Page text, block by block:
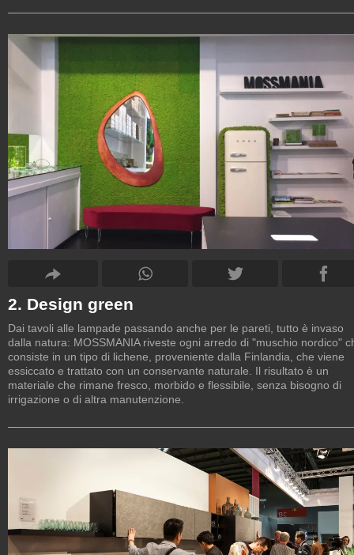
2. Design green
Dai tavoli alle lampade passando anche per le pareti, tutto è invaso
dalla natura: MOSSMANIA riveste ogni arredo di "muschio nordico"
consiste in un tipo di lichene, proveniente dalla Finlandia, che viene
essiccato e trattato con un conservante naturale. Il risultato è un
materiale che rimane fresco, morbido e flessibile, senza bisogno di
irrigazione o di altra manutenzione.